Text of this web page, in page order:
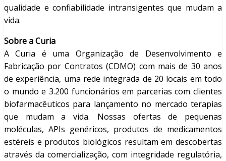
qualidade e confiabilidade intransigentes que mudam a
vida.
Sobre a Curia
A Curia é uma Organização de Desenvolvimento e
Fabricação por Contratos (CDMO) com mais de 30 anos
de experiência, uma rede integrada de 20 locais em todo
o mundo e 3.200 funcionários em parcerias com clientes
biofarmacêuticos para lançamento no mercado terapias
que mudam a vida. Nossas ofertas de pequenas
moléculas, APIs genéricos, produtos de medicamentos
estéreis e produtos biológicos resultam em descobertas
através da comercialização, com integridade regulatória,